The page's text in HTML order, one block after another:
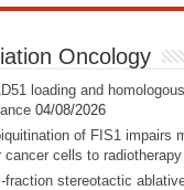
Oncology
loading and
04/08/2026
of FIS1 impairs
cells to radiotherapy
fraction stereotactic